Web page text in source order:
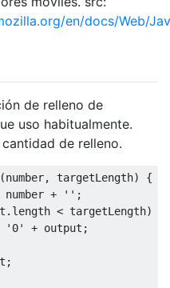
en/docs/Web/
de relleno de
uso habitualmente.
de relleno.
(number, targetLength)
{
number + '' ;
. length < targetLength)
'0' + output ;
;